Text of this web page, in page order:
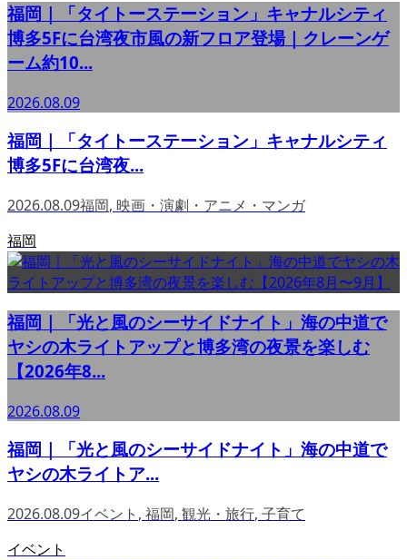
福岡｜「タイトーステーション」キャナルシティ
博多5Fに台湾夜市風の新フロア登場｜クレーンゲ
ーム約10...
2026.08.09
福岡｜「タイトーステーション」キャナルシティ
博多5Fに台湾夜...
2026.08.09福岡, 映画・演劇・アニメ・マンガ
福岡
福岡｜「光と風のシーサイドナイト」海の中道で
ヤシの木ライトアップと博多湾の夜景を楽しむ
【2026年8...
2026.08.09
福岡｜「光と風のシーサイドナイト」海の中道で
ヤシの木ライトア...
2026.08.09イベント , 福岡, 観光・旅行, 子育て
イベント